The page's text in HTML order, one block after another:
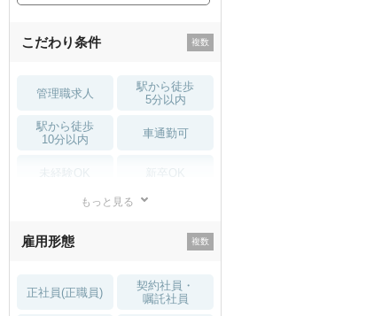
こだわり条件
管理職求人
駅から徒歩
5分以内
駅から徒歩
10分以内
車通勤可
住宅手当・補助
土日祝休 無資格 OK
もっと見る
雇用形態
正社員(正職員)
契約社員・
嘱託社員